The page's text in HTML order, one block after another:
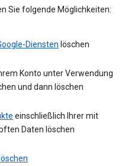
Sie folgende Möglichkeiten:
Diensten löschen
Konto unter Verwendung
und dann löschen
einschließlich Ihrer mit
Daten löschen